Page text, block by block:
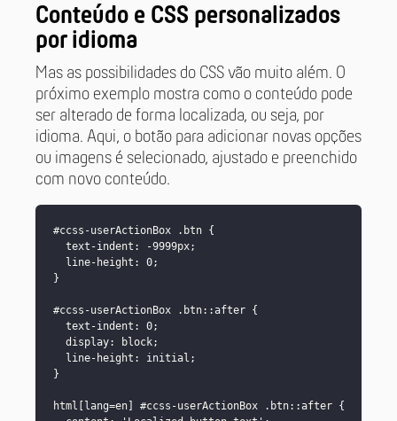
Conteúdo e CSS personalizados
por idioma
Mas as possibilidades do CSS vão muito além. O
próximo exemplo mostra como o conteúdo pode
ser alterado de forma localizada, ou seja, por
idioma. Aqui, o botão para adicionar novas opções
ou imagens é selecionado, ajustado e preenchido
com novo conteúdo.
#ccss-userActionBox .btn {
  text-indent: -9999px;
  line-height: 0;
}
#ccss-userActionBox .btn::after {
  text-indent: 0;
  display: block;
  line-height: initial;
}
html[lang=en] #ccss-userActionBox .btn::after {